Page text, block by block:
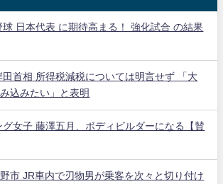
球 日本代表 に期待高まる！ 強化試合 の結果
田首相 所得税減税については明言せず 「大
込みたい」と表明
グ女子 藤澤五月、ボディビルダーになる【賛
野市 JR車内で刃物男が乗客を次々と切り付け